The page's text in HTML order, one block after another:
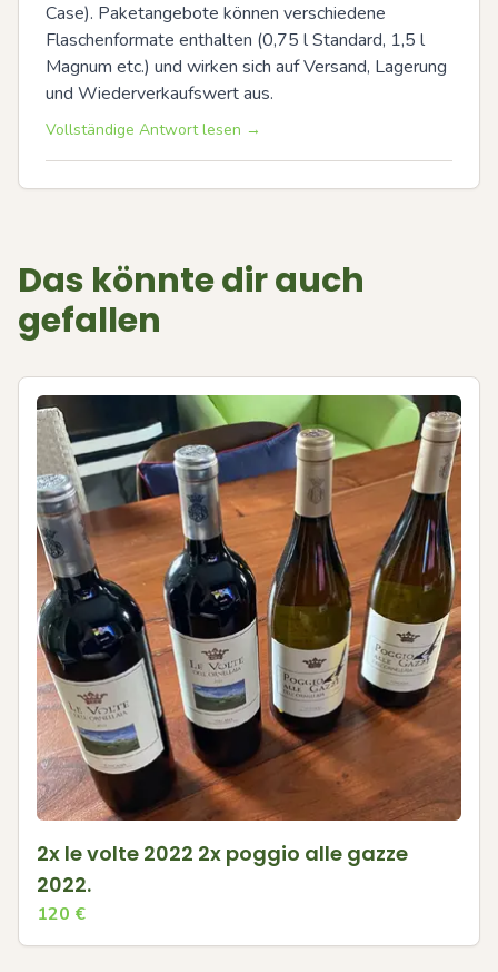
Case). Paketangebote können verschiedene
Flaschenformate enthalten (0,75 l Standard, 1,5 l
Magnum etc.) und wirken sich auf Versand, Lagerung
und Wiederverkaufswert aus.
Vollständige Antwort lesen →
Das könnte dir auch
gefallen
2x le volte 2022 2x poggio alle gazze
2022.
120 €